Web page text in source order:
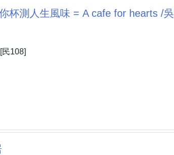
杯測人生風味 = A cafe for hearts /
108]